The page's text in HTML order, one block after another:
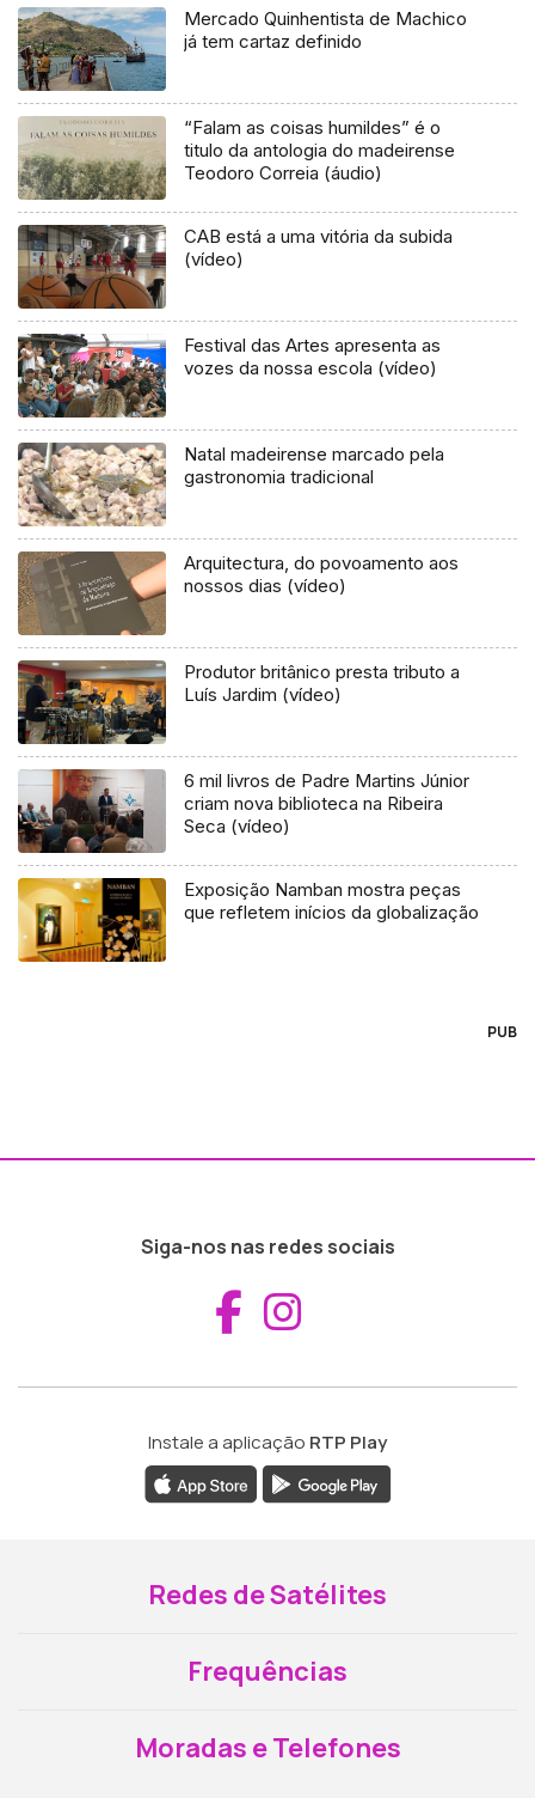
Mercado Quinhentista de Machico
já tem cartaz definido
“Falam as coisas humildes” é o
titulo da antologia do madeirense
Teodoro Correia (áudio)
CAB está a uma vitória da subida
(vídeo)
Festival das Artes apresenta as
vozes da nossa escola (vídeo)
Natal madeirense marcado pela
gastronomia tradicional
Arquitectura, do povoamento aos
nossos dias (vídeo)
Produtor britânico presta tributo a
Luís Jardim (vídeo)
6 mil livros de Padre Martins Júnior
criam nova biblioteca na Ribeira
Seca (vídeo)
Exposição Namban mostra peças
que refletem inícios da globalização
PUB
Siga-nos nas redes sociais
Aceder ao
Instale a aplicação RTP Play
Redes de Satélites
Frequências
Moradas e Telefones